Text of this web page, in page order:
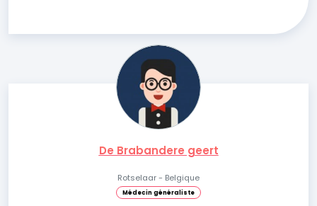
De Brabandere geert
Rotselaar - Belgique
Médecin généraliste